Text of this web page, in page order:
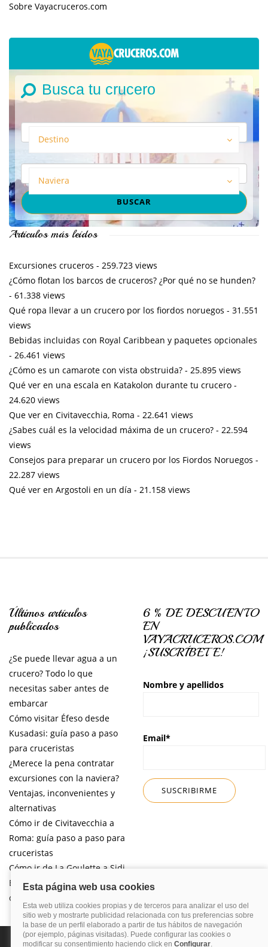
Sobre Vayacruceros.com
Busca tu crucero
Destino
Naviera
Artículos más leídos
Excursiones cruceros - 259.723 views
¿Cómo flotan los barcos de cruceros? ¿Por qué no se hunden?
- 61.338 views
Qué ropa llevar a un crucero por los fiordos noruegos - 31.551
views
Bebidas incluidas con Royal Caribbean y paquetes opcionales
- 26.461 views
¿Cómo es un camarote con vista obstruida? - 25.895 views
Qué ver en una escala en Katakolon durante tu crucero -
24.620 views
Que ver en Civitavecchia, Roma - 22.641 views
¿Sabes cuál es la velocidad máxima de un crucero? - 22.594
views
Consejos para preparar un crucero por los Fiordos Noruegos -
22.287 views
Qué ver en Argostoli en un día - 21.158 views
Últimos artículos
publicados
¿Se puede llevar agua a un
crucero? Todo lo que
necesitas saber antes de
embarcar
Cómo visitar Éfeso desde
Kusadasi: guía paso a paso
para cruceristas
¿Merece la pena contratar
excursiones con la naviera?
Ventajas, inconvenientes y
alternativas
Cómo ir de Civitavecchia a
Roma: guía paso a paso para
cruceristas
Cómo ir de La Goulette a Sidi
Bou Said por libre desde tu
crucero
6 % DE DESCUENTO
EN
VAYACRUCEROS.COM
¡SUSCRÍBETE!
Nombre y apellidos
Email*